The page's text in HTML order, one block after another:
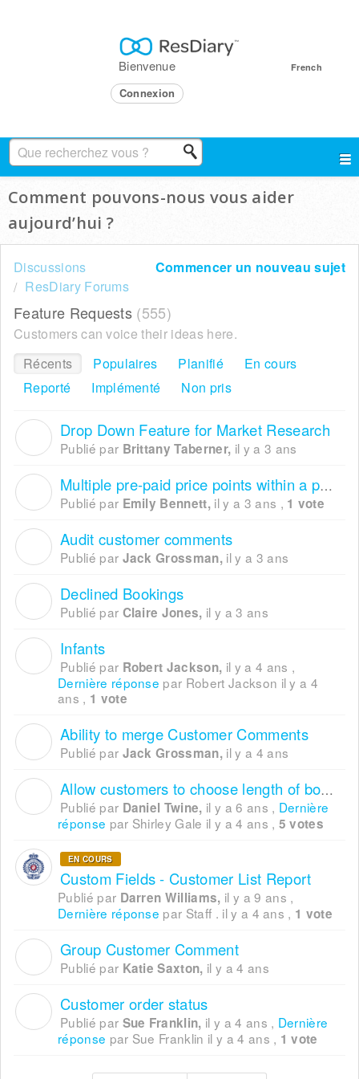
French
Bienvenue
Connexion
Comment pouvons-nous vous aider
aujourd’hui ?
Commencer un nouveau sujet
Discussions
ResDiary Forums
Feature Requests 555
Customers can voice their ideas here.
Récents
Populaires Planifié
En cours
Reporté
Implémenté Non pris
Drop Down Feature for Market Research
Publié par Brittany Taberner, il y a 3 ans
Multiple pre-paid price points within a promotion.
Publié par Emily Bennett, il y a 3 ans , 1 vote
Audit customer comments
Publié par Jack Grossman, il y a 3 ans
Declined Bookings
Publié par Claire Jones, il y a 3 ans
Infants
Publié par Robert Jackson, il y a 4 ans ,
Dernière réponse par Robert Jackson il y a 4
ans , 1 vote
Ability to merge Customer Comments
Publié par Jack Grossman, il y a 4 ans
Allow customers to choose length of booking
Publié par Daniel Twine, il y a 6 ans , Dernière
réponse par Shirley Gale il y a 4 ans , 5 votes
EN COURS
Custom Fields - Customer List Report
Publié par Darren Williams, il y a 9 ans ,
Dernière réponse par Staff . il y a 4 ans , 1 vote
Group Customer Comment
Publié par Katie Saxton, il y a 4 ans
Customer order status
Publié par Sue Franklin, il y a 4 ans , Dernière
réponse par Sue Franklin il y a 4 ans , 1 vote